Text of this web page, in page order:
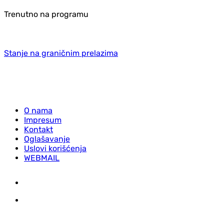
Trenutno na programu
Stanje na graničnim prelazima
O nama
Impresum
Kontakt
Oglašavanje
Uslovi korišćenja
WEBMAIL